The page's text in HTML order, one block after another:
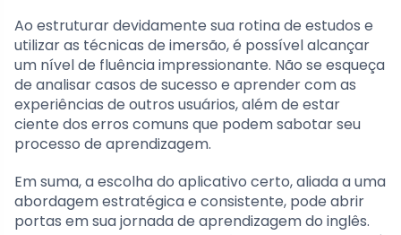
Ao estruturar devidamente sua rotina de estudos e
utilizar as técnicas de imersão, é possível alcançar
um nível de fluência impressionante. Não se esqueça
de analisar casos de sucesso e aprender com as
experiências de outros usuários, além de estar
ciente dos erros comuns que podem sabotar seu
processo de aprendizagem.
Em suma, a escolha do aplicativo certo, aliada a uma
abordagem estratégica e consistente, pode abrir
portas em sua jornada de aprendizagem do inglês.